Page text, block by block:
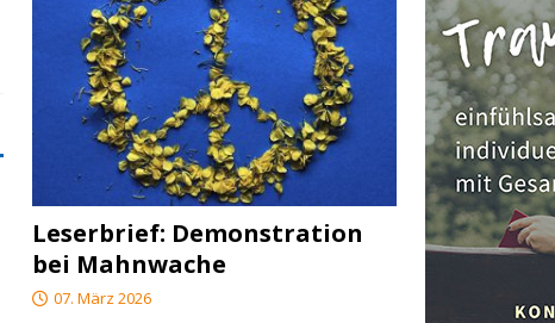
Leserbrief: Demonstration
bei Mahnwache
07. März 2026